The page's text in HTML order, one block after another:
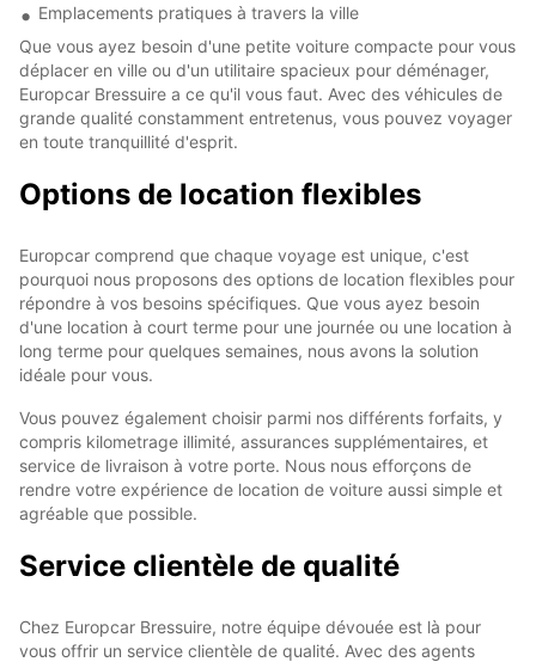
Emplacements pratiques à travers la ville
Que vous ayez besoin d'une petite voiture compacte pour vous
déplacer en ville ou d'un utilitaire spacieux pour déménager,
Europcar Bressuire a ce qu'il vous faut. Avec des véhicules de
grande qualité constamment entretenus, vous pouvez voyager
en toute tranquillité d'esprit.
Options de location flexibles
Europcar comprend que chaque voyage est unique, c'est
pourquoi nous proposons des options de location flexibles pour
répondre à vos besoins spécifiques. Que vous ayez besoin
d'une location à court terme pour une journée ou une location à
long terme pour quelques semaines, nous avons la solution
idéale pour vous.
Vous pouvez également choisir parmi nos différents forfaits, y
compris kilometrage illimité, assurances supplémentaires, et
service de livraison à votre porte. Nous nous efforçons de
rendre votre expérience de location de voiture aussi simple et
agréable que possible.
Service clientèle de qualité
Chez Europcar Bressuire, notre équipe dévouée est là pour
vous offrir un service clientèle de qualité. Avec des agents